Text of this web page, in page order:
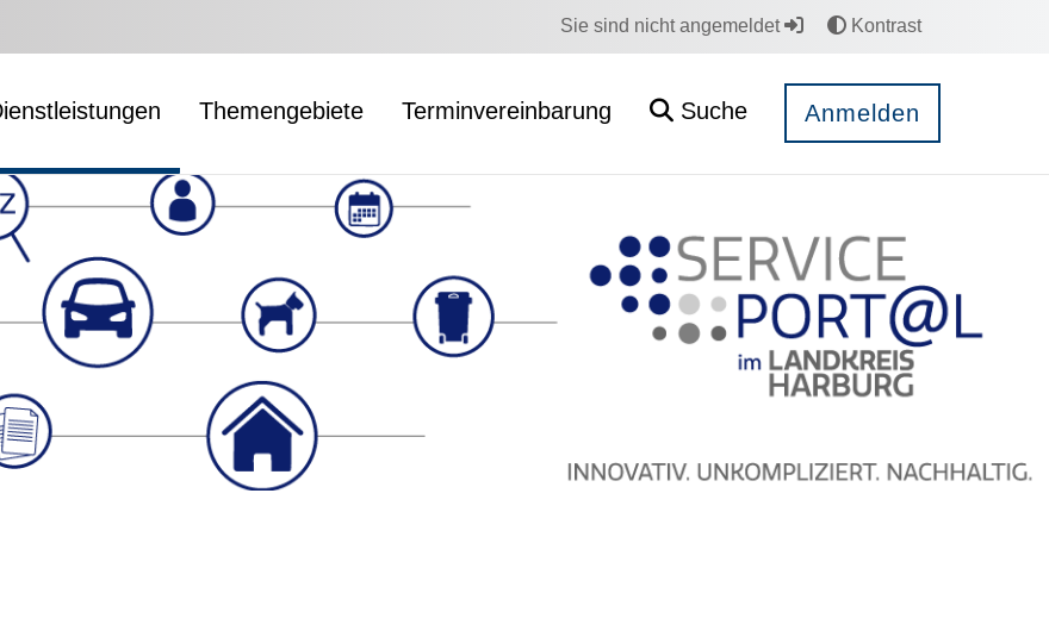
Sie sind nicht angemeldet Kontrast
Themengebiete Terminvereinbarung Suche Anmelden